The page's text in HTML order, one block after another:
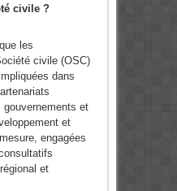
civile ?
les
civile (OSC)
dans
et
et
engagées
et